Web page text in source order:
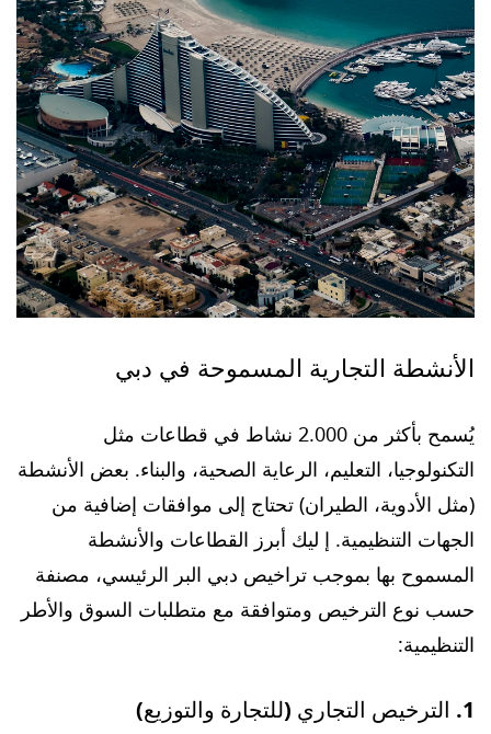
الأنشطة التجارية المسموحة في دبي
يُسمح بأكثر من 2.000 نشاط في قطاعات مثل
التكنولوجيا، التعليم، الرعاية الصحية، والبناء. بعض الأنشطة
(مثل الأدوية، الطيران) تحتاج إلى موافقات إضافية من
الجهات التنظيمية. إ ليك أبرز القطاعات والأنشطة
المسموح بها بموجب تراخيص دبي البر الرئيسي، مصنفة
حسب نوع الترخيص ومتوافقة مع متطلبات السوق والأطر
التنظيمية:
1. الترخيص التجاري (للتجارة والتوزيع)